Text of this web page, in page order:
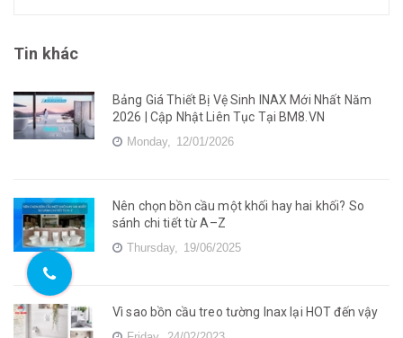
Tin khác
Bảng Giá Thiết Bị Vệ Sinh INAX Mới Nhất Năm
2026 | Cập Nhật Liên Tục Tại BM8.VN
Monday, 12/01/2026
Nên chọn bồn cầu một khối hay hai khối? So
sánh chi tiết từ A–Z
Thursday, 19/06/2025
Vì sao bồn cầu treo tường Inax lại HOT đến vậy